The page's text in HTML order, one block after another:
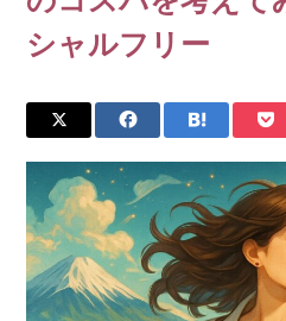
シャルフリー